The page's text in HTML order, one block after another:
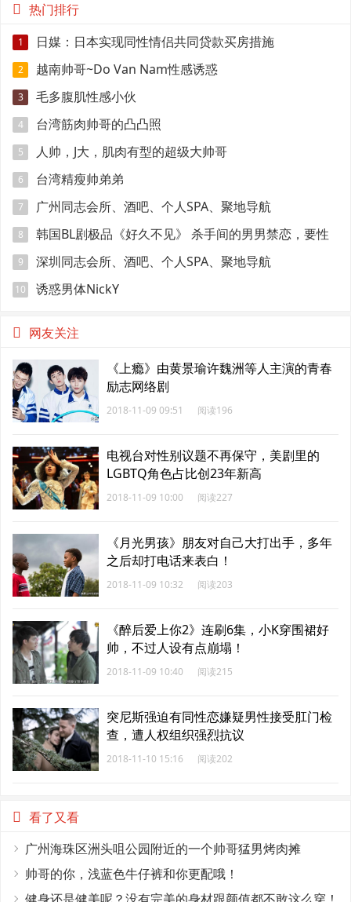
热门排行
1 日媒：日本实现同性情侣共同贷款买房措施
2 越南帅哥~Do Van Nam性感诱惑
3 毛多腹肌性感小伙
4 台湾筋肉帅哥的凸凸照
5 人帅，J大，肌肉有型的超级大帅哥
6 台湾精瘦帅弟弟
7 广州同志会所、酒吧、个人SPA、聚地导航
8
韩国BL剧极品《好久不见》 杀手间的男男禁恋，要性
命还是爱情？
9 深圳同志会所、酒吧、个人SPA、聚地导航
10 诱惑男体NickY
网友关注
《上瘾》由黄景瑜许魏洲等人主演的青春
励志网络剧
2018-11-09 09:51 阅读196
电视台对性别议题不再保守，美剧里的
LGBTQ角色占比创23年新高
2018-11-09 10:00 阅读227
《月光男孩》朋友对自己大打出手，多年
之后却打电话来表白！
2018-11-09 10:32 阅读203
《醉后爱上你2》连刷6集，小K穿围裙好
帅，不过人设有点崩塌！
2018-11-09 10:40 阅读215
突尼斯强迫有同性恋嫌疑男性接受肛门检
查，遭人权组织强烈抗议
2018-11-10 15:16 阅读202
看了又看
广州海珠区洲头咀公园附近的一个帅哥猛男烤肉摊
帅哥的你，浅蓝色牛仔裤和你更配哦！